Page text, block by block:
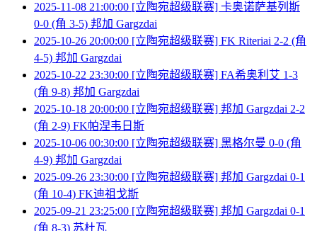
2025-11-08 21:00:00 [立陶宛超级联赛] 卡奥诺萨基列斯
0-0 (角 3-5) 邦加 Gargzdai
2025-10-26 20:00:00 [立陶宛超级联赛] FK Riteriai 2-2 (角
4-5) 邦加 Gargzdai
2025-10-22 23:30:00 [立陶宛超级联赛] FA希奥利艾 1-3
(角 9-8) 邦加 Gargzdai
2025-10-18 20:00:00 [立陶宛超级联赛] 邦加 Gargzdai 2-2
(角 2-9) FK帕涅韦日斯
2025-10-06 00:30:00 [立陶宛超级联赛] 黑格尔曼 0-0 (角
4-9) 邦加 Gargzdai
2025-09-26 23:30:00 [立陶宛超级联赛] 邦加 Gargzdai 0-1
(角 10-4) FK迪祖戈斯
2025-09-21 23:25:00 [立陶宛超级联赛] 邦加 Gargzdai 0-1
(角 8-3) 苏杜瓦